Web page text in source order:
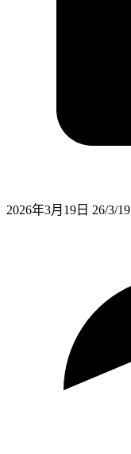
2026年3月19日 26/3/19